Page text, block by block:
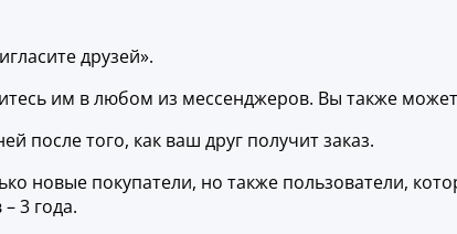
друзей».
им в любом из мессенджеров. Вы также
после того, как ваш друг получит заказ.
новые покупатели, но также пользователи,
3 года.